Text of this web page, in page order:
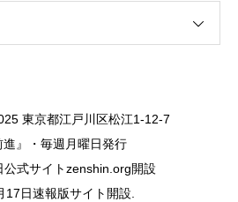
東京都江戸川区松江1-12-7
進』・毎週月曜日発行
式サイトzenshin.org開設
17日速報版サイト開設.